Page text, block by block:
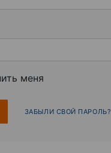
меня
ЗАБЫЛИ СВОЙ ПАРОЛЬ?